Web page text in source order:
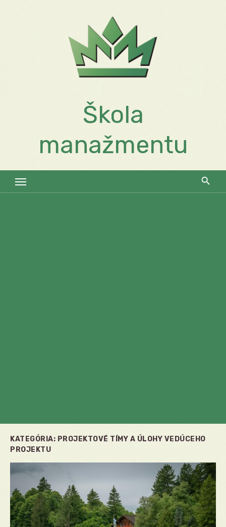
Škola
manažmentu
KATEGÓRIA: PROJEKTOVÉ TÍMY A ÚLOHY VEDÚCEHO
PROJEKTU